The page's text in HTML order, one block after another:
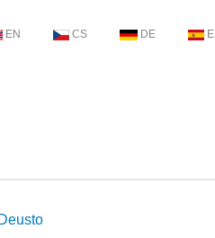
EN CS DE